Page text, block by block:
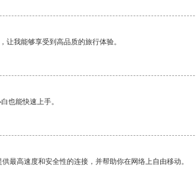
让我能够享受到高品质的旅行体验。
也能快速上手。
最高速度和安全性的连接，并帮助你在网络上自由移动。